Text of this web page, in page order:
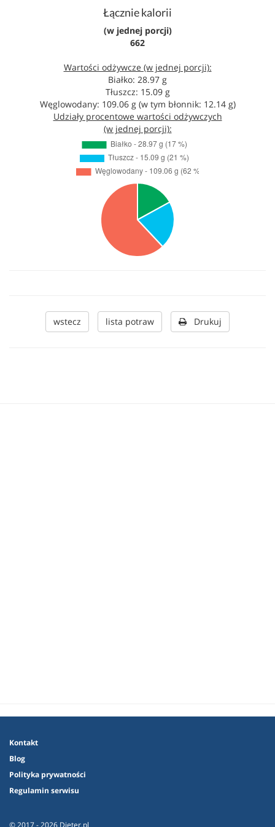
Łącznie kalorii
(w jednej porcji)
662
Wartości odżywcze (w jednej porcji):
Białko: 28.97 g
Tłuszcz: 15.09 g
Węglowodany: 109.06 g (w tym błonnik: 12.14 g)
Udziały procentowe wartości odżywczych
(w jednej porcji):
wstecz lista potraw Drukuj
Kontakt
Blog
Polityka prywatności
Regulamin serwisu
© 2017 - 2026 Dieter.pl